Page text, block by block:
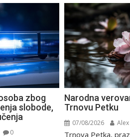
zbog
slobode,
0
Narodna
Trnovu Petku
07/08/2026 Alex
Trnova Petka,